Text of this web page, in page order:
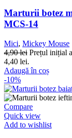
Marturii botez
MCS-14
Mici, Mickey Mouse
4,90lei Prețul inițial
4,40 lei.
Adaugă în coș
-10%
Compare
Quick view
Add to wishlist